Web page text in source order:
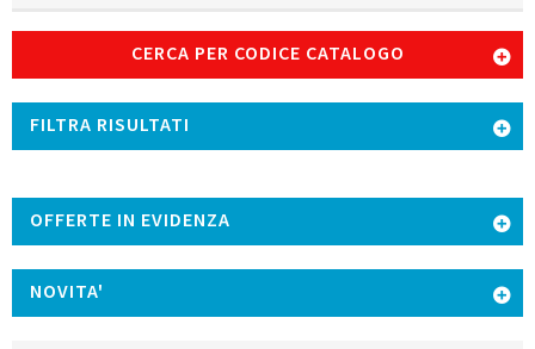
CERCA PER CODICE CATALOGO
FILTRA RISULTATI
OFFERTE IN EVIDENZA
NOVITA'